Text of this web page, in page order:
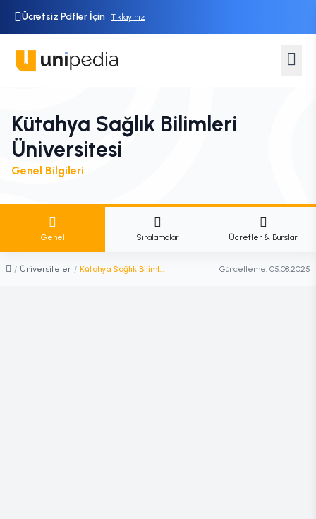
Ücretsiz Pdfler İçin Tıklayınız
Kütahya Sağlık Bilimleri
Üniversitesi
Genel Bilgileri
Genel Sıralamalar Ücretler & Burslar
/ Üniversiteler / Kütahya Sağlık Bilimleri Üniversitesi Güncelleme: 05.08.2025